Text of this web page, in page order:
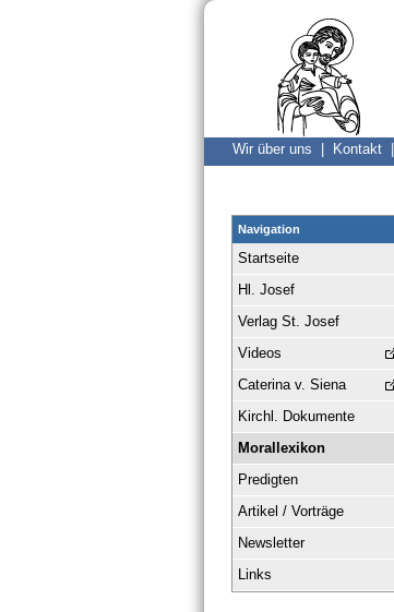
Wir über uns | Kontakt |
Navigation
Startseite
Hl. Josef
Verlag St. Josef
Videos
Caterina v. Siena
Kirchl. Dokumente
Morallexikon
Predigten
Artikel / Vorträge
Newsletter
Links